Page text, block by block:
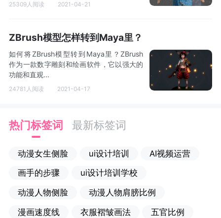
25309人阅读 2021-04-21
ZBrush模型怎样转到Maya里？
如何将ZBrush模型转到Maya里？ZBrush
作为一款数字雕刻和绘画软件，它以强大的
功能和直观...
24781人阅读 2021-04-17
热门标签词 最新标签词
动漫女生侧脸 ui设计培训
AI视频运营
画手的步骤
ui设计培训学校
动漫人物侧脸
动漫人物肩膀比例
漫画速度线
衣服褶皱画法
五官比例